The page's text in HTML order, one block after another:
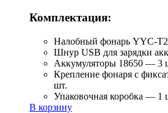
Комплектация:
Налобный фонарь YYC-
Шнур USB для зарядки
Аккумуляторы 18650 — 3
Крепление фонаря с
шт.
Упаковочная коробка — 1
В корзину